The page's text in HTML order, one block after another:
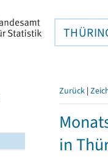
Zurück |
in